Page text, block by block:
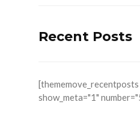
Recent Posts
show_meta="1"